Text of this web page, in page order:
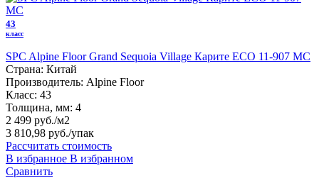
43
класс
SPC Alpine Floor Grand Sequoia Village Карите ECO 11-907 MC
Страна: Китай
Производитель: Alpine Floor
Класс: 43
Толщина, мм: 4
2 499 руб./м2
3 810,98 руб./упак
Рассчитать стоимость
В избранное В избранном
Сравнить